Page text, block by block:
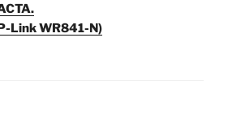
Link WR841-N)